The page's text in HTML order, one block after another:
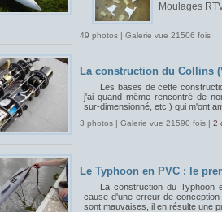
Moulages
49 photos | Galerie vue 21506 fois
La construction du Collins
Les bases de cette
j'ai quand même rencontré de
sur-dimensionné, etc.) qui m'ont
3 photos | Galerie vue 21590 fois | 2
Le Typhoon en PVC : le
La construction du Typhoon
cause d'une erreur de
sont mauvaises, il en résulte une